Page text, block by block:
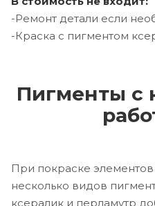
-Ремонт детали если
-Краска с пигментом
Пигменты с
При покраске
несколько видов
ксералик и перламутр